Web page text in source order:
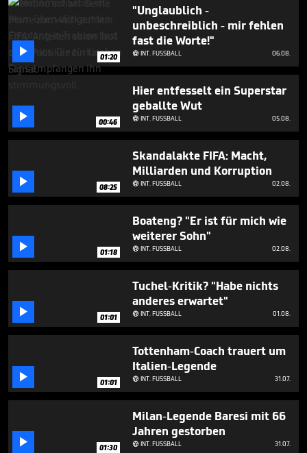
3
seconds
 01:20
"Unglaublich -
unbeschreiblich - mir fehlen
fast die Worte!"
INT. FUSSBALL 06.08.
 00:46
Hier entfesselt ein Superstar
geballte Wut
INT. FUSSBALL 05.08.
 08:25
Skandalakte FIFA: Macht,
Milliarden und Korruption
INT. FUSSBALL 02.08.
 01:18
Boateng? "Er ist für mich wie
weiterer Sohn"
INT. FUSSBALL 02.08.
 01:01
Tuchel-Kritik? "Habe nichts
anderes erwartet"
INT. FUSSBALL 01.08.
 01:01
Tottenham-Coach trauert um
Italien-Legende
INT. FUSSBALL 31.07.
 01:30
Milan-Legende Baresi mit 66
Jahren gestorben
INT. FUSSBALL 31.07.